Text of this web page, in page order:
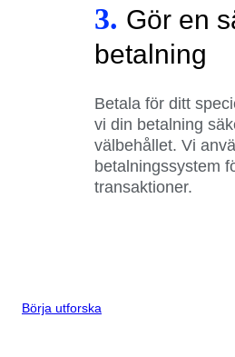
3. Gör en
betalning
Betala för ditt
vi din betalning
välbehållet. Vi
betalningssystem
transaktioner.
Börja utforska